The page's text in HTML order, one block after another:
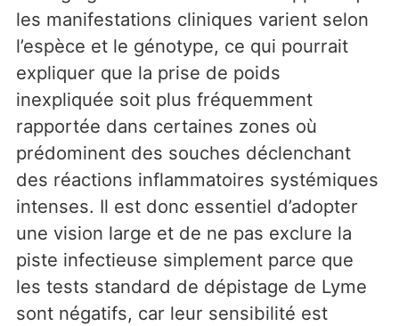
les manifestations cliniques varient selon
l’espèce et le génotype, ce qui pourrait
expliquer que la prise de poids
inexpliquée soit plus fréquemment
rapportée dans certaines zones où
prédominent des souches déclenchant
des réactions inflammatoires systémiques
intenses. Il est donc essentiel d’adopter
une vision large et de ne pas exclure la
piste infectieuse simplement parce que
les tests standard de dépistage de Lyme
sont négatifs, car leur sensibilité est